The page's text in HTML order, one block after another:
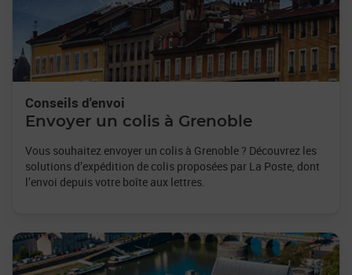
Conseils d'envoi
Envoyer un colis à Grenoble
Vous souhaitez envoyer un colis à Grenoble ? Découvrez les
solutions d’expédition de colis proposées par La Poste, dont
l’envoi depuis votre boîte aux lettres.